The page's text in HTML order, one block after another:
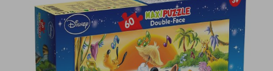
галерията
изображенията